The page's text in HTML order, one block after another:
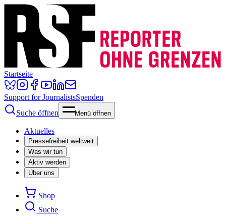
Startseite
Support for JournalistsSpenden
Suche öffnen
Menü öffnen
Aktuelles
Pressefreiheit weltweit
Was wir tun
Aktiv werden
Über uns
Shop
Suche